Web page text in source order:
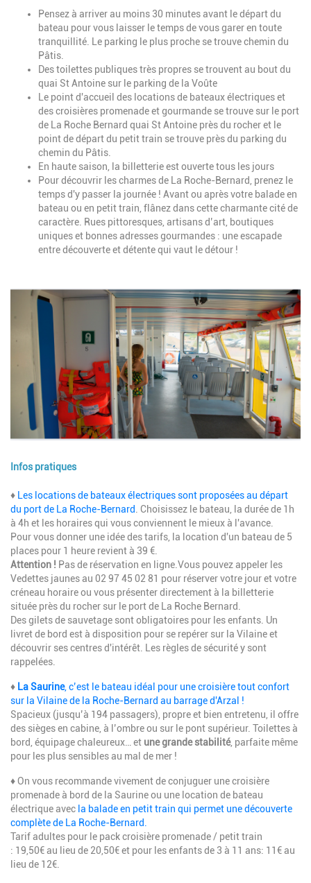
Pensez à arriver au moins 30 minutes avant le départ du
bateau pour vous laisser le temps de vous garer en toute
tranquillité. Le parking le plus proche se trouve chemin du
Pâtis.
Des toilettes publiques très propres se trouvent au bout du
quai St Antoine sur le parking de la Voûte
Le point d'accueil des locations de bateaux électriques et
des croisières promenade et gourmande se trouve sur le port
de La Roche Bernard quai St Antoine près du rocher et le
point de départ du petit train se trouve près du parking du
chemin du Pâtis.
En haute saison, la billetterie est ouverte tous les jours
Pour découvrir les charmes de La Roche-Bernard, prenez le
temps d'y passer la journée ! Avant ou après votre balade en
bateau ou en petit train, flânez dans cette charmante cité de
caractère. Rues pittoresques, artisans d’art, boutiques
uniques et bonnes adresses gourmandes : une escapade
entre découverte et détente qui vaut le détour !
Image
Infos pratiques
Description
♦ Les locations de bateaux électriques sont proposées au départ
du port de La Roche-Bernard. Choisissez le bateau, la durée de 1h
à 4h et les horaires qui vous conviennent le mieux à l'avance.
Pour vous donner une idée des tarifs, la location d'un bateau de 5
places pour 1 heure revient à 39 €.
Attention ! Pas de réservation en ligne.Vous pouvez appeler les
Vedettes jaunes au 02 97 45 02 81 pour réserver votre jour et votre
créneau horaire ou vous présenter directement à la billetterie
située près du rocher sur le port de La Roche Bernard.
Des gilets de sauvetage sont obligatoires pour les enfants. Un
livret de bord est à disposition pour se repérer sur la Vilaine et
découvrir ses centres d'intérêt. Les règles de sécurité y sont
rappelées.
♦ La Saurine, c’est le bateau idéal pour une croisière tout confort
sur la Vilaine de la Roche-Bernard au barrage d'Arzal !
Spacieux (jusqu’à 194 passagers), propre et bien entretenu, il offre
des sièges en cabine, à l’ombre ou sur le pont supérieur. Toilettes à
bord, équipage chaleureux… et une grande stabilité, parfaite même
pour les plus sensibles au mal de mer !
♦ On vous recommande vivement de conjuguer une croisière
promenade à bord de la Saurine ou une location de bateau
électrique avec la balade en petit train qui permet une découverte
complète de La Roche-Bernard.
Tarif adultes pour le pack croisière promenade / petit train
: 19,50€ au lieu de 20,50€ et pour les enfants de 3 à 11 ans: 11€ au
lieu de 12€.